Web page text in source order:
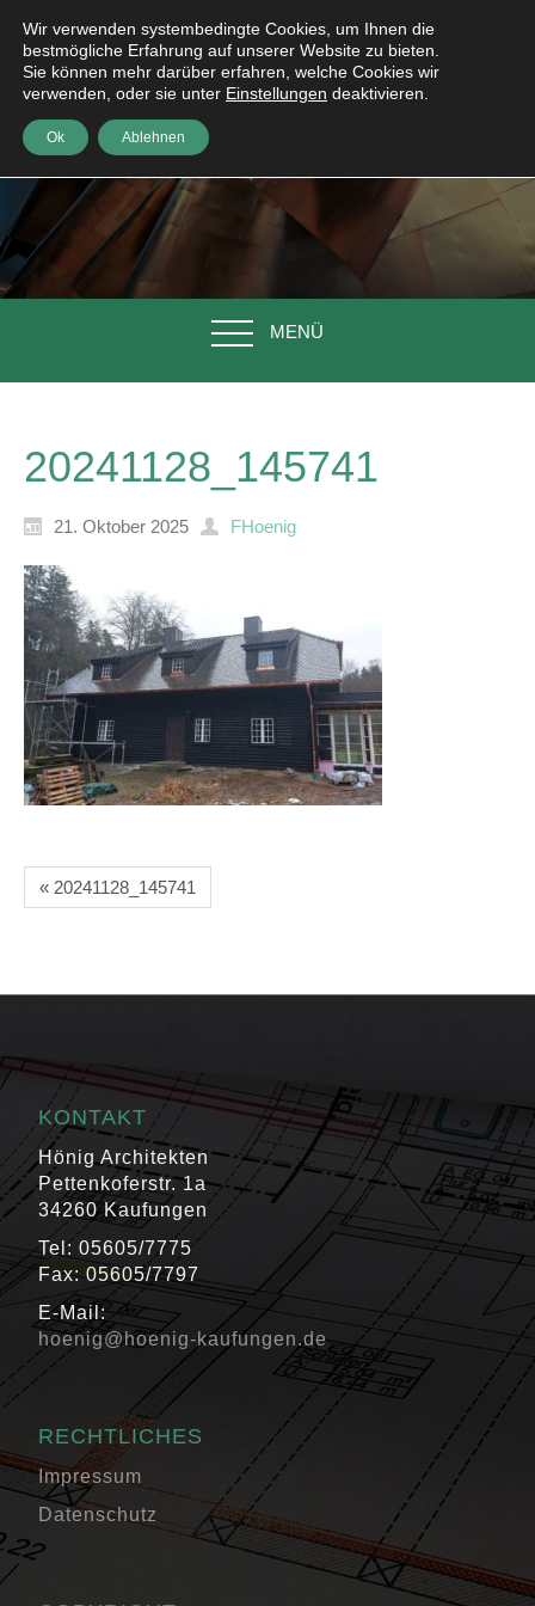
MENÜ
20241128_145741
21. Oktober 2025 FHoenig
« 20241128_145741
KONTAKT
Hönig Architekten
Pettenkoferstr. 1a
34260 Kaufungen
Tel: 05605/7775
Fax: 05605/7797
E-Mail:
hoenig@hoenig-kaufungen.de
RECHTLICHES
Impressum
Datenschutz
Wir verwenden systembedingte Cookies, um Ihnen die
bestmögliche Erfahrung auf unserer Website zu bieten.
Sie können mehr darüber erfahren, welche Cookies wir
verwenden, oder sie unter Einstellungen deaktivieren.
Ok Ablehnen